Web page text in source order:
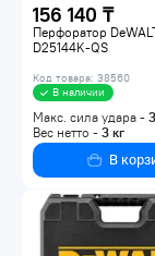
156 140 ₸
Перфоратор
D25144K-QS
Код товара: 38560
В наличии
Макс. сила удара -
Вес нетто - 3 кг
В